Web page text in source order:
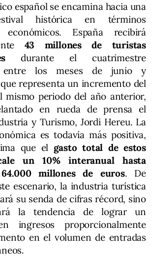
español se encamina hacia una
histórica en términos
España recibirá
43 millones de turistas
durante el cuatrimestre
entre los meses de junio y
representa un incremento del
mismo periodo del año anterior,
en rueda de prensa el
y Turismo, Jordi Hereu. La
es todavía más positiva,
que el gasto total de estos
un 10% interanual hasta
millones de euros. De
escenario, la industria turística
su senda de cifras récord, sino
la tendencia de lograr un
ingresos proporcionalmente
en el volumen de entradas